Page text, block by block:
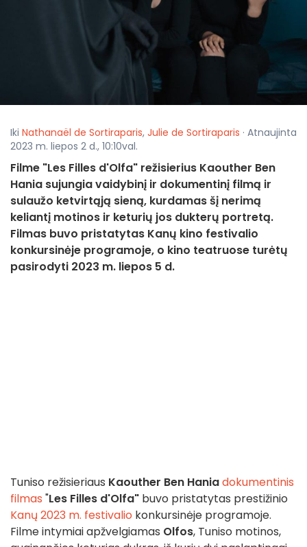
Iki Nathanaël de Sortiraparis, Julie de Sortiraparis · Atnaujinta
2023 m. liepos 2 d., 10:10val.
Filme "Les Filles d'Olfa" režisierius Kaouther Ben
Hania sujungia vaidybinį ir dokumentinį filmą ir
sulaužo ketvirtąją sieną, kurdamas šį nerimą
keliantį motinos ir keturių jos dukterų portretą.
Filmas buvo pristatytas Kanų kino festivalio
konkursinėje programoje, o kino teatruose turėtų
pasirodyti 2023 m. liepos 5 d.
Tuniso režisieriaus Kaouther Ben Haniadokumentinis
filmas "Les Filles d'Olfa" buvo pristatytas prestižinio
Kanų 2023 m. festivalio konkursinėje programoje.
Filme intymiai apžvelgiamas Olfos, Tuniso motinos,